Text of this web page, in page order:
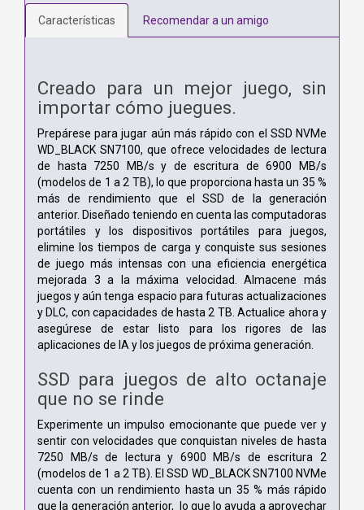
Características Recomendar a un amigo
Creado para un mejor juego, sin
importar cómo juegues.
Prepárese para jugar aún más rápido con el SSD NVMe
WD_BLACK SN7100, que ofrece velocidades de lectura
de hasta 7250 MB/s y de escritura de 6900 MB/s
(modelos de 1 a 2 TB), lo que proporciona hasta un 35 %
más de rendimiento que el SSD de la generación
anterior. Diseñado teniendo en cuenta las computadoras
portátiles y los dispositivos portátiles para juegos,
elimine los tiempos de carga y conquiste sus sesiones
de juego más intensas con una eficiencia energética
mejorada 3 a la máxima velocidad. Almacene más
juegos y aún tenga espacio para futuras actualizaciones
y DLC, con capacidades de hasta 2 TB. Actualice ahora y
asegúrese de estar listo para los rigores de las
aplicaciones de IA y los juegos de próxima generación.
SSD para juegos de alto octanaje
que no se rinde
Experimente un impulso emocionante que puede ver y
sentir con velocidades que conquistan niveles de hasta
7250 MB/s de lectura y 6900 MB/s de escritura 2
(modelos de 1 a 2 TB). El SSD WD_BLACK SN7100 NVMe
cuenta con un rendimiento hasta un 35 % más rápido
que la generación anterior, lo que lo ayuda a aprovechar